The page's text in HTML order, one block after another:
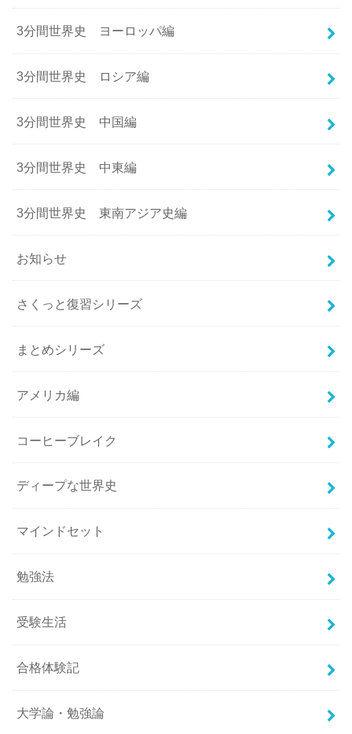
3分間世界史 ヨーロッパ編
3分間世界史 ロシア編
3分間世界史 中国編
3分間世界史 中東編
3分間世界史 東南アジア史編
お知らせ
さくっと復習シリーズ
まとめシリーズ
アメリカ編
コーヒーブレイク
ディープな世界史
マインドセット
勉強法
受験生活
合格体験記
大学論・勉強論